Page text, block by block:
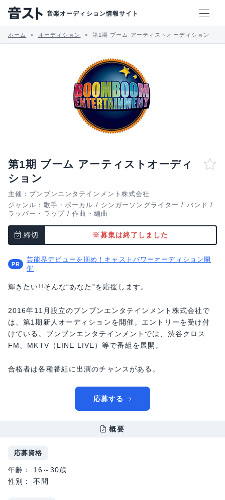
音楽オーディション情報サイト
ホーム オーディション 第1期 ブーム アーティストオーディション
第1期 ブーム アーティストオーディ
ション
主催：ブンブンエンタテインメント株式会社
ジャンル： 歌手・ボーカル / シンガーソングライター / バンド /
ラッパー・ラップ/作曲・編曲
締切 ※募集は終了しました
芸能界デビューを掴め！キャストパワーオーディション開
催
輝きたい!!そんな“あなた”を応援します。
2016年11月設立のブンブンエンタテインメント株式会社で
は、第1期新人オーディションを開催。エントリーを受け付
けている。ブンブンエンタテインメントでは、渋谷クロス
FM、MKTV（LINE LIVE）等で番組を展開。
合格者は各種番組に出演のチャンスがある。
応募する
概要
応募資格
年齢： 16～30歳
性別： 不問